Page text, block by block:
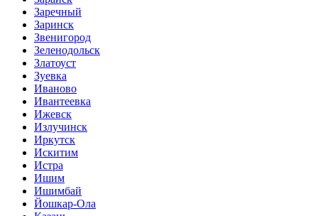
Заречный
Заринск
Звенигород
Зеленодольск
Златоуст
Зуевка
Иваново
Ивантеевка
Ижевск
Излучинск
Иркутск
Искитим
Истра
Ишим
Ишимбай
Йошкар-Ола